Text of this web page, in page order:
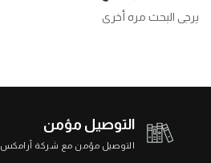
يرجى البحث مره أخرى
التوصيل مؤمن
التوصيل مؤمن مع شركة أرامكس